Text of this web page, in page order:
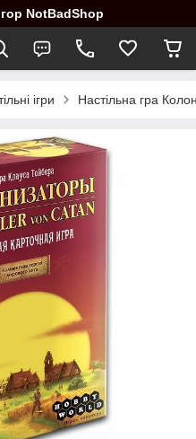
NotBadShop
ігри Настільна гра